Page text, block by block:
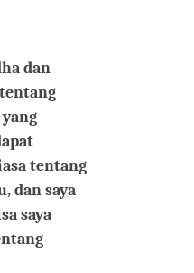
dan
tentang
dan saya
saya